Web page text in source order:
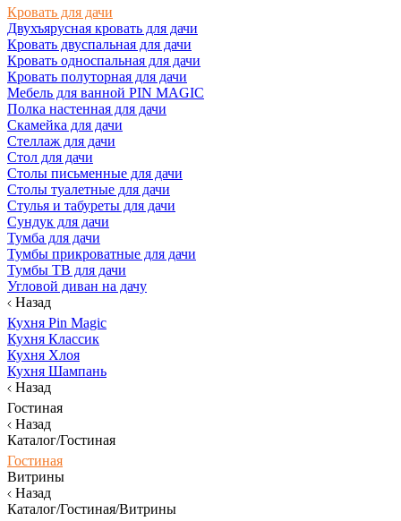
Кровать для дачи
Двухъярусная кровать для дачи
Кровать двуспальная для дачи
Кровать односпальная для дачи
Кровать полуторная для дачи
Мебель для ванной PIN MAGIC
Полка настенная для дачи
Скамейка для дачи
Стеллаж для дачи
Стол для дачи
Столы письменные для дачи
Столы туалетные для дачи
Стулья и табуреты для дачи
Сундук для дачи
Тумба для дачи
Тумбы прикроватные для дачи
Тумбы ТВ для дачи
Угловой диван на дачу
Назад
Кухня Pin Magic
Кухня Классик
Кухня Хлоя
Кухня Шампань
Назад
Гостиная
Назад
Каталог/Гостиная
Гостиная
Витрины
Назад
Каталог/Гостиная/Витрины